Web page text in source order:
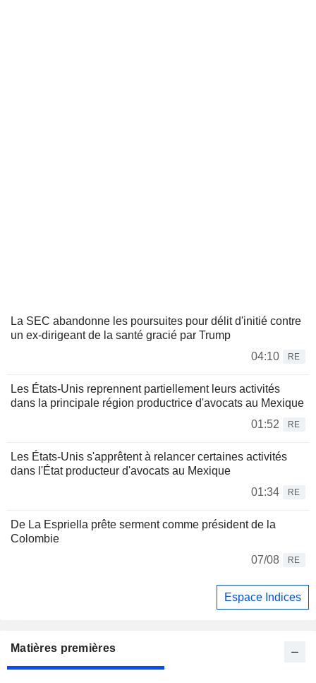
La SEC abandonne les poursuites pour délit d'initié contre
un ex-dirigeant de la santé gracié par Trump
04:10
RE
Les États-Unis reprennent partiellement leurs activités
dans la principale région productrice d'avocats au Mexique
01:52
RE
Les États-Unis s'apprêtent à relancer certaines activités
dans l'État producteur d'avocats au Mexique
01:34
RE
De La Espriella prête serment comme président de la
Colombie
07/08
RE
Espace Indices
Matières premières